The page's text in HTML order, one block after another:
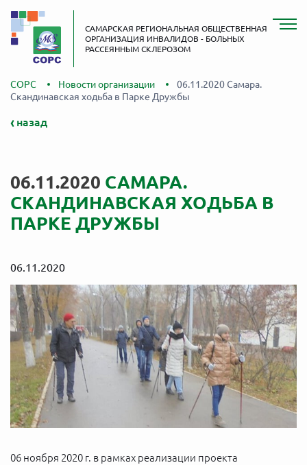
САМАРСКАЯ РЕГИОНАЛЬНАЯ ОБЩЕСТВЕННАЯ
ОРГАНИЗАЦИЯ ИНВАЛИДОВ - БОЛЬНЫХ
РАССЕЯННЫМ СКЛЕРОЗОМ
СОРС Новости организации
06.11.2020 Самара.
Скандинавская ходьба в Парке Дружбы
назад
06.11.2020 САМАРА.
СКАНДИНАВСКАЯ ХОДЬБА В
ПАРКЕ ДРУЖБЫ
06.11.2020
06 ноября 2020 г. в рамках реализации проекта